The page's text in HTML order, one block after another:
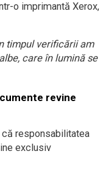
o imprimantă Xerox,
timpul verificării am
care în lumină se
revine
că responsabilitatea
exclusiv